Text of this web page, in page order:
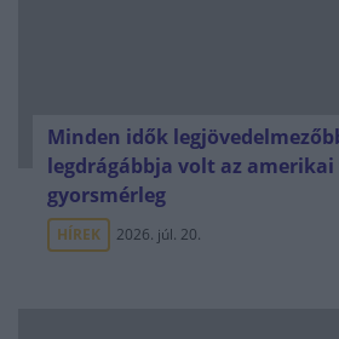
Minden idők
legdrágábbja volt az amerikai
gyorsmérleg
HÍREK 2026. júl. 20.